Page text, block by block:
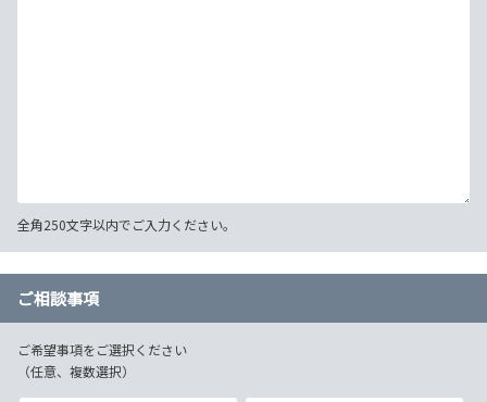
全角250文字以内でご入力ください。
ご相談事項
ご希望事項をご選択ください
（任意、複数選択）